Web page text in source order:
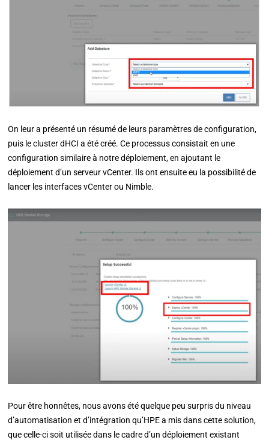
On leur a présenté un résumé de leurs paramètres de configuration,
puis le cluster dHCI a été créé. Ce processus consistait en une
configuration similaire à notre déploiement, en ajoutant le
déploiement d’un serveur vCenter. Ils ont ensuite eu la possibilité de
lancer les interfaces vCenter ou Nimble.
Pour être honnêtes, nous avons été quelque peu surpris du niveau
d’automatisation et d’intégration qu’HPE a mis dans cette solution,
que celle-ci soit utilisée dans le cadre d’un déploiement existant